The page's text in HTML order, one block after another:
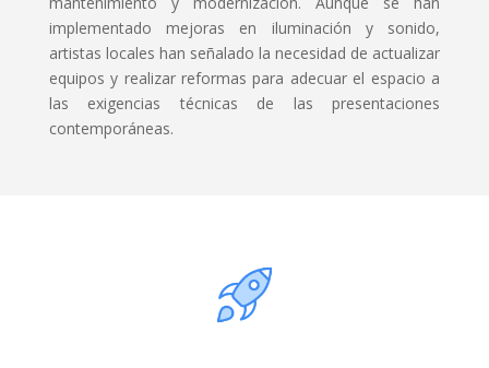
implementado mejoras en iluminación y sonido,
artistas locales han señalado la necesidad de actualizar
equipos y realizar reformas para adecuar el espacio a
las exigencias técnicas de las presentaciones
contemporáneas.